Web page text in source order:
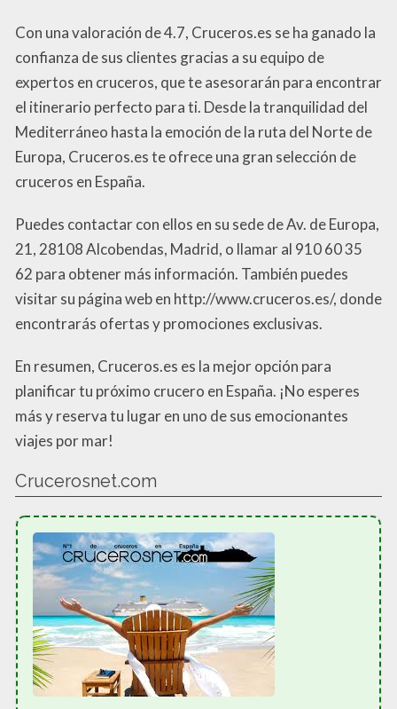
Con una valoración de 4.7, Cruceros.es se ha ganado la
confianza de sus clientes gracias a su equipo de
expertos en cruceros, que te asesorarán para encontrar
el itinerario perfecto para ti. Desde la tranquilidad del
Mediterráneo hasta la emoción de la ruta del Norte de
Europa, Cruceros.es te ofrece una gran selección de
cruceros en España.
Puedes contactar con ellos en su sede de Av. de Europa,
21, 28108 Alcobendas, Madrid, o llamar al 910 60 35
62 para obtener más información. También puedes
visitar su página web en http://www.cruceros.es/, donde
encontrarás ofertas y promociones exclusivas.
En resumen, Cruceros.es es la mejor opción para
planificar tu próximo crucero en España. ¡No esperes
más y reserva tu lugar en uno de sus emocionantes
viajes por mar!
Crucerosnet.com